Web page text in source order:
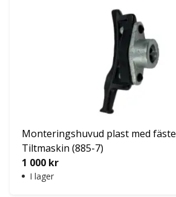
Monteringshuvud plast med fäste
Tiltmaskin (885-7)
1 000 kr
I lager